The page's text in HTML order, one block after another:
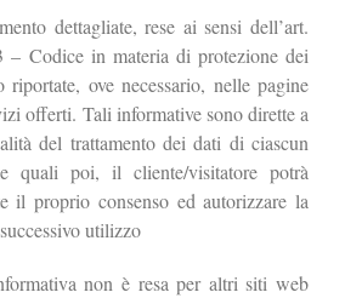
dettagliate, rese ai sensi dell’art.
– Codice in materia di protezione dei
ove necessario, nelle pagine
offerti. Tali informative sono dirette a
del trattamento dei dati di ciascun
quali poi, il cliente/visitatore potrà
il proprio consenso ed autorizzare la
utilizzo
non è resa per altri siti web